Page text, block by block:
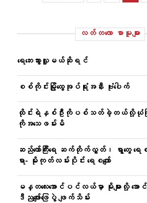
လတ်တ‌လော စာမူများ
ရေဘေးသွားလှူမယ်ဆိုရင်
စစ်ကိုင်းမြို့ထွေအုပ်ရုံးအနီး ဗုံးပေါက်
ထိုင်းရဲနှစ်ဦးကိုပစ်သတ်ခဲ့တယ်လို့ယုံ
ကိုအသေဖမ်းမိ
ဆည်တော်ကြီးရေ ဆက်တိုက်လွှတ်၊ ရွာတွေ ရ
ရာ- မိုးကုတ်လမ်းပိုင်း ရေစကျော်
မန္တလေးအောင်ပင်လယ်မှာ မိုးများလို့
ဒီညဖျော်ဖြေပွဲ ဖျက်သိမ်း